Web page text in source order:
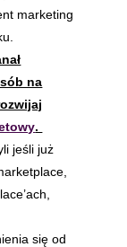
marketing
na
.
jeśli już
się od